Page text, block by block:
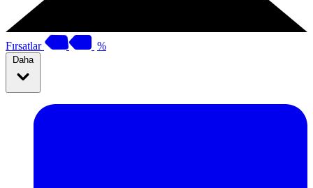
Fırsatlar %
Daha